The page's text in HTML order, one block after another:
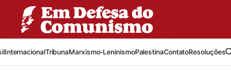
InternacionalTribunaMarxismo-LeninismoPalestinaContatoResoluções